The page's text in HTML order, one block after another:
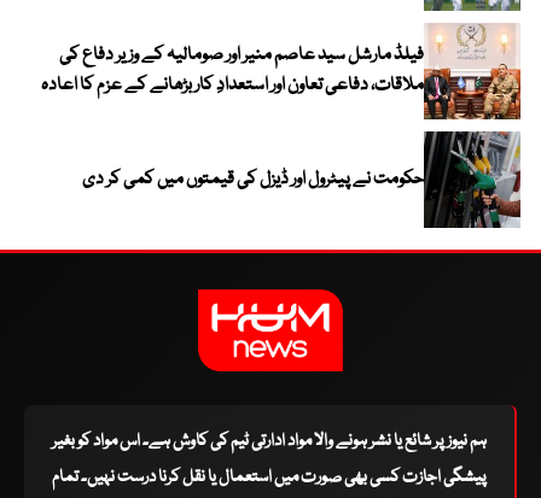
فیلڈ مارشل سید عاصم منیر اور صومالیہ کے وزیر دفاع کی
ملاقات، دفاعی تعاون اور استعدادِ کار بڑھانے کے عزم کا اعادہ
حکومت نے پیٹرول اور ڈیزل کی قیمتوں میں کمی کر دی
ہم نیوز پر شائع یا نشر ہونے والا مواد ادارتی ٹیم کی کاوش ہے۔ اس مواد کو بغیر
پیشگی اجازت کسی بھی صورت میں استعمال یا نقل کرنا درست نہیں۔ تمام